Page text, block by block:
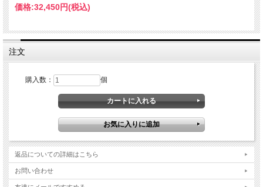
Hinson ヒンソン ビレットプルーフ クラッチカバー
ームに選ばれており、レースにおける実績に裏づけられるようにその実力が証明さ
れている
・ブーツによる小傷を防止するためにハードコーティング加工を施し、耐久性を実
価格:32,450円(税込)
注文
購入数： 個
返品についての詳細はこちら
お問い合わせ